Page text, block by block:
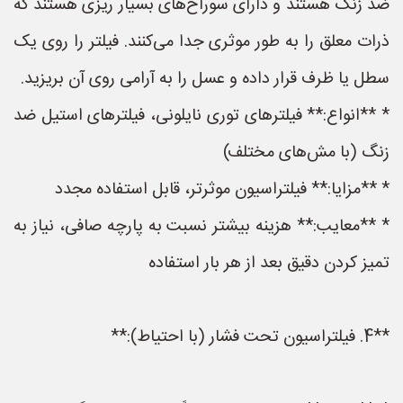
ضد زنگ هستند و دارای سوراخ‌های بسیار ریزی هستند که
ذرات معلق را به طور موثری جدا می‌کنند. فیلتر را روی یک
سطل یا ظرف قرار داده و عسل را به آرامی روی آن بریزید.
* **انواع:** فیلترهای توری نایلونی، فیلترهای استیل ضد
زنگ (با مش‌های مختلف)
* **مزایا:** فیلتراسیون موثرتر، قابل استفاده مجدد
* **معایب:** هزینه بیشتر نسبت به پارچه صافی، نیاز به
تمیز کردن دقیق بعد از هر بار استفاده
**4. فیلتراسیون تحت فشار (با احتیاط):**